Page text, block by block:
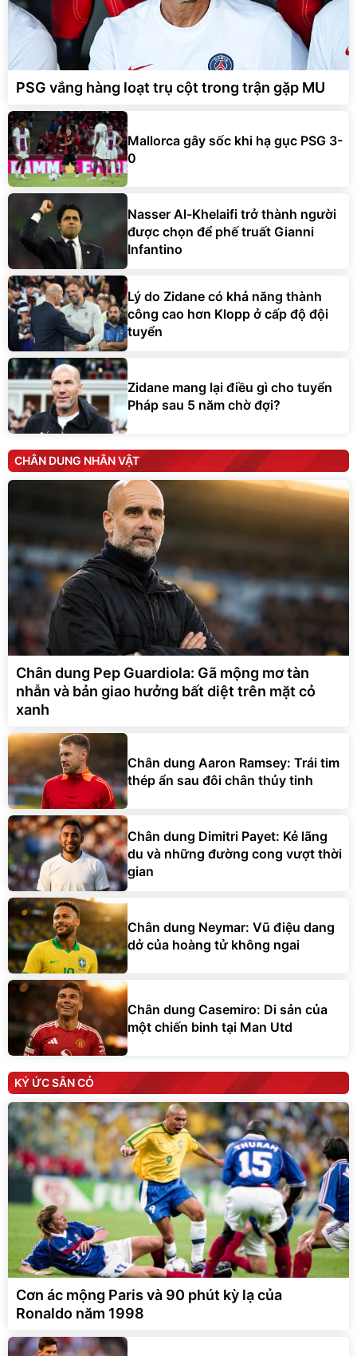
PSG vắng hàng loạt trụ cột trong trận gặp MU
Mallorca gây sốc khi hạ gục PSG 3-
0
Nasser Al-Khelaifi trở thành người
được chọn để phế truất Gianni
Infantino
Lý do Zidane có khả năng thành
công cao hơn Klopp ở cấp độ đội
tuyển
Zidane mang lại điều gì cho tuyển
Pháp sau 5 năm chờ đợi?
CHÂN DUNG NHÂN VẬT
Chân dung Pep Guardiola: Gã mộng mơ tàn
nhẫn và bản giao hưởng bất diệt trên mặt cỏ
xanh
Chân dung Aaron Ramsey: Trái tim
thép ẩn sau đôi chân thủy tinh
Chân dung Dimitri Payet: Kẻ lãng
du và những đường cong vượt thời
gian
Chân dung Neymar: Vũ điệu dang
dở của hoàng tử không ngai
Chân dung Casemiro: Di sản của
một chiến binh tại Man Utd
KÝ ỨC SÂN CỎ
Cơn ác mộng Paris và 90 phút kỳ lạ của
Ronaldo năm 1998